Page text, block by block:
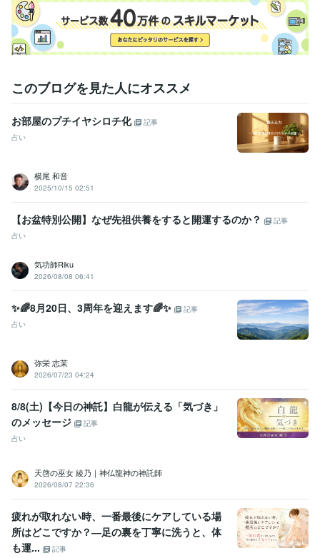
このブログを見た人にオススメ
お部屋のプチイヤシロチ化
記事
占い
横尾 和音
2025/10/15 02:51
【お盆特別公開】なぜ先祖供養をすると開運するのか？
記事
占い
気功師Riku
2026/08/08 06:41
✨🌈8月20日、3周年を迎えます🌈✨
記事
占い
弥栄 志茉
2026/07/23 04:24
8/8(土)【今日の神託】白龍が伝える「気づき」
のメッセージ
記事
占い
天啓の巫女 綾乃｜神仏龍神の神託師
2026/08/07 22:36
疲れが取れない時、一番最後にケアしている場
所はどこですか？―足の裏を丁寧に洗うと、体
も運...
記事